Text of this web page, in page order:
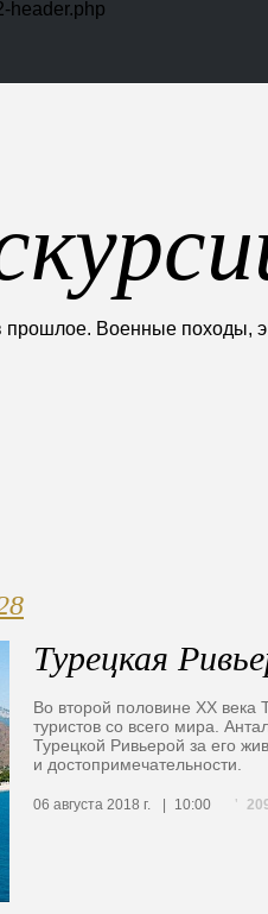
header.php
Военные походы,
Турецкая
Во второй половине XX века
туристов со всего мира.
Турецкой Ривьерой за его
и достопримечательности.
06 августа 2018 г. 10:00